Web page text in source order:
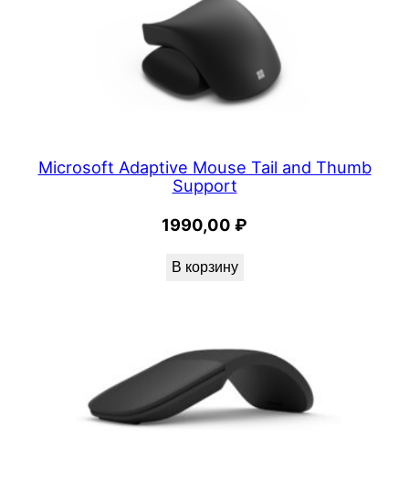
Microsoft Adaptive Mouse Tail and Thumb
Support
1990,00 ₽
В корзину